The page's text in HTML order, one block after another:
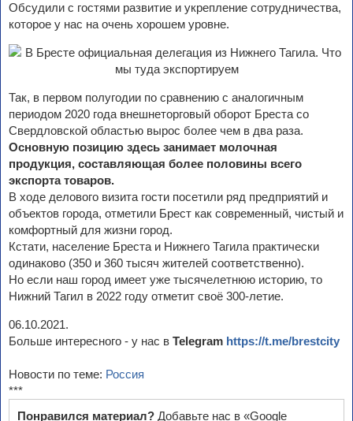
Обсудили с гостями развитие и укрепление сотрудничества,
которое у нас на очень хорошем уровне.
Так, в первом полугодии по сравнению с аналогичным
периодом 2020 года внешнеторговый оборот Бреста со
Свердловской областью вырос более чем в два раза.
Основную позицию здесь занимает молочная
продукция, составляющая более половины всего
экспорта товаров.
В ходе делового визита гости посетили ряд предприятий и
объектов города, отметили Брест как современный, чистый и
комфортный для жизни город.
Кстати, население Бреста и Нижнего Тагила практически
одинаково (350 и 360 тысяч жителей соответственно).
Но если наш город имеет уже тысячелетнюю историю, то
Нижний Тагил в 2022 году отметит своё 300-летие.
06.10.2021.
Больше интересного - у нас в Telegram https://t.me/brestcity
Новости по теме: Россия
***
Понравился материал? Добавьте нас в «Google